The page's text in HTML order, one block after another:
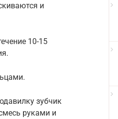
и
10-15
зубчик
руками и